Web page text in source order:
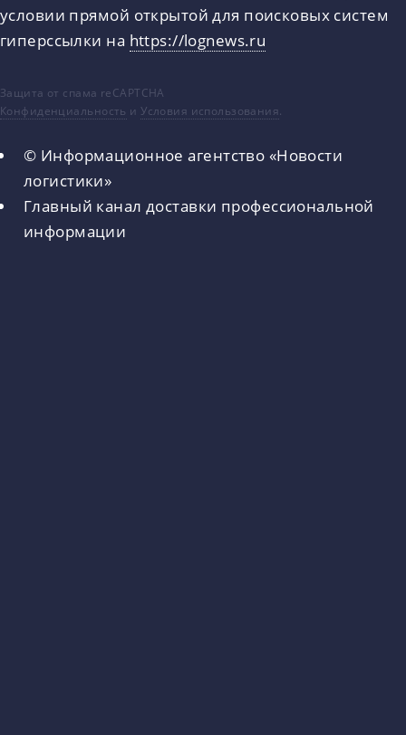
условии прямой открытой для поисковых систем
гиперссылки на https://lognews.ru
Защита от спама reCAPTCHA
Конфиденциальность иУсловия использования.
© Информационное агентство «Новости
логистики»
Главный канал доставки профессиональной
информации